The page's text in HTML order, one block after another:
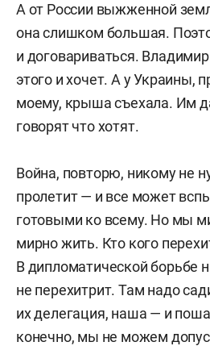
А от России выжженной
она слишком большая.
и договариваться.
этого и хочет. А у Украины,
моему, крыша съехала. Им
говорят что хотят.
Война, повторю, никому не
пролетит — и все может
готовыми ко всему. Но мы
мирно жить. Кто кого
В дипломатической борьбе
не перехитрит. Там надо
их делегация, наша — и
конечно, мы не можем